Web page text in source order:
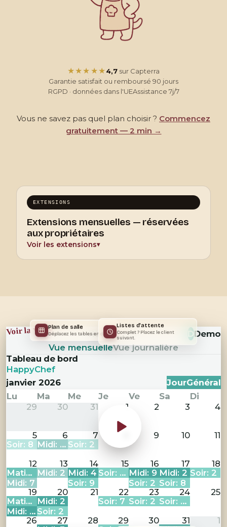
★★★★★4,7 sur Capterra
Garantie satisfait ou remboursé 90 jours
RGPD · données dans l'UEAssistance 7j/7
Vous ne savez pas quel plan choisir ? Commencez
gratuitement — 2 min →
EXTENSIONS
Extensions mensuelles — réservées
aux propriétaires
Voir les extensions▾
Rechercher DDemo
Vue mensuelleVue journalière
Tableau de bord
HappyChef
janvier 2026
JourGénéral
Lu
Ma Me Je Ve Sa
Di
29
30 31 1 2 3 4
5
Soir: 8
6
Midi: 28
7
Soir: 2
9 10 11
12
Matin: 4
Midi: 7
13
Midi: 2
14
Midi: 4
Soir: 9
15
Soir: 10
16
Midi: 9
Soir: 2
17
Midi: 2
Soir: 8
18
Soir: 2
19
Matin: 15
Midi: 15
20
Midi: 2
Soir: 2
21
22
Soir: 7
23
Soir: 2
24
Soir: 10
25
26
27
28
29
30
31
1
Voir la vidéoPlan de salle
Déplacez les tables en direct
Listes d'attente
Complet ? Placez le client
suivant.